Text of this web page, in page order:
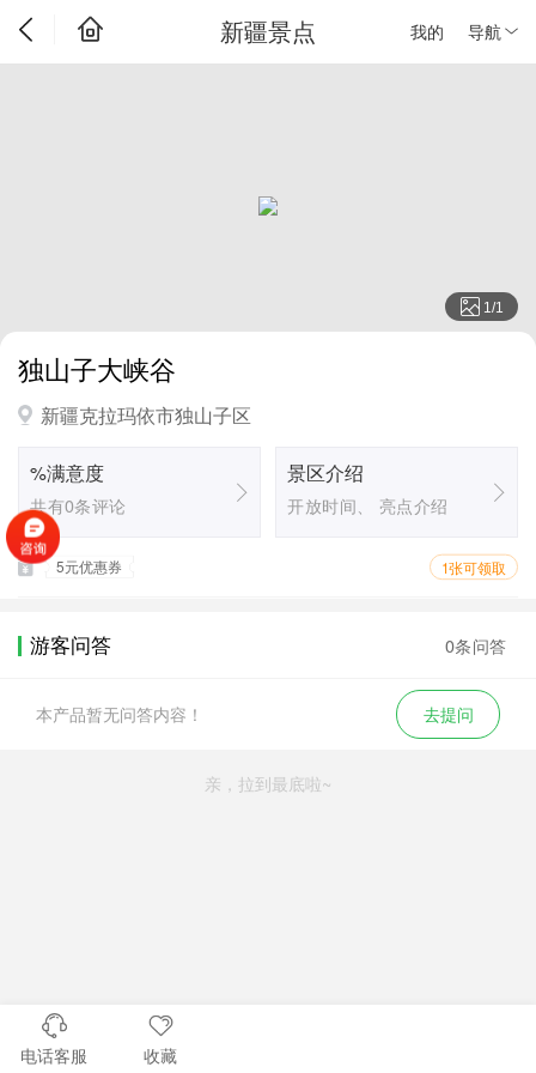
我的 导航
新疆景点
1/1
独山子大峡谷
新疆克拉玛依市独山子区
%满意度
共有0条评论
景区介绍
开放时间、 亮点介绍
5元优惠券 1张可领取
游客问答 0条问答
本产品暂无问答内容！ 去提问
亲，拉到最底啦~
电话客服 收藏